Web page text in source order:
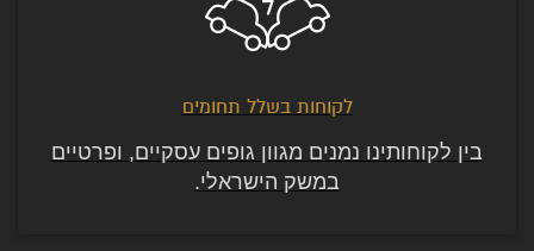
לקוחות בשלל תחומים
בין לקוחותינו נמנים מגוון גופים עסקיים, ופרטיים
במשק הישראלי.